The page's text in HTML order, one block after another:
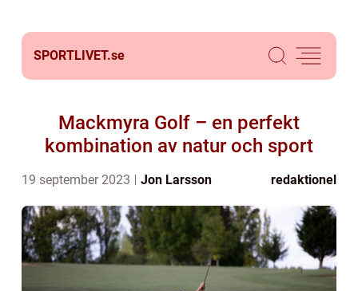
SPORTLIVET.se
Mackmyra Golf – en perfekt
kombination av natur och sport
19 september 2023 Jon Larsson redaktionel